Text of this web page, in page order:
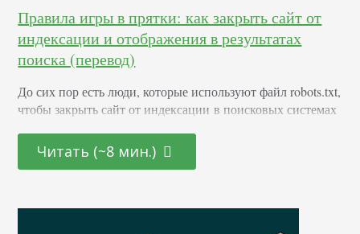
Правила игры в прятки: как закрыть сайт от
индексации и отображения в результатах
поиска (перевод)
До сих пор есть люди, которые используют файл robots.txt,
чтобы закрыть сайт от индексации в поисковых системах
файла robots.txt для этих целей недостаточно и что нужно
сделать, чтобы страница или домен не появлялись в
Читать (~8 мин.)